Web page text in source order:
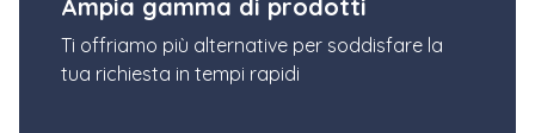
Ampia gamma di prodotti
Ti offriamo più alternative per soddisfare la
tua richiesta in tempi rapidi